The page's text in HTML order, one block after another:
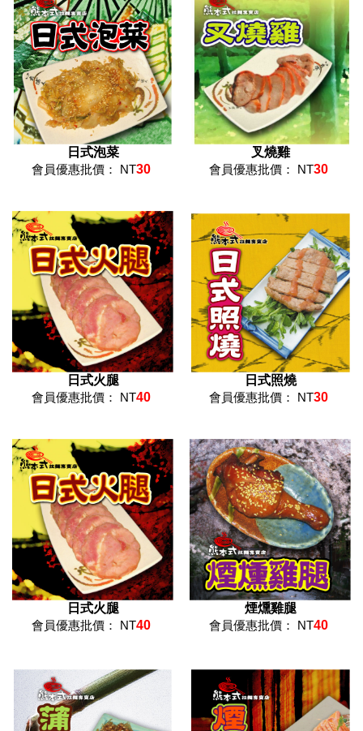
日式泡菜
會員優惠批價： NT30
叉燒雞
會員優惠批價： NT30
日式火腿
會員優惠批價： NT40
日式照燒
會員優惠批價： NT30
日式火腿
會員優惠批價： NT40
煙燻雞腿
會員優惠批價： NT40